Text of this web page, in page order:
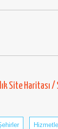
Site Haritası